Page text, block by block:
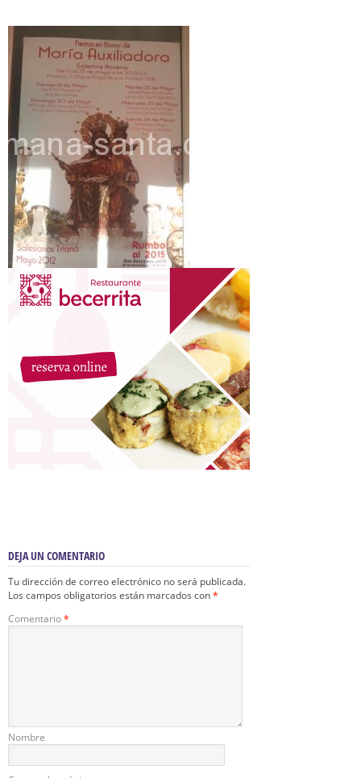
DEJA UN COMENTARIO
Tu dirección de correo electrónico no será publicada.
Los campos obligatorios están marcados con*
Comentario*
Nombre